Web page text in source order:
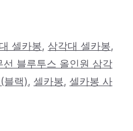
셀카봉, 삼각대 셀카봉,
블루투스 올인원 삼각
블랙), 셀카봉, 셀카봉 사